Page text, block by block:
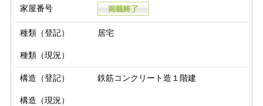
家屋番号
種類（登記） 居宅
種類（現況）
構造（登記） 鉄筋コンクリート造１階建
構造（現況）